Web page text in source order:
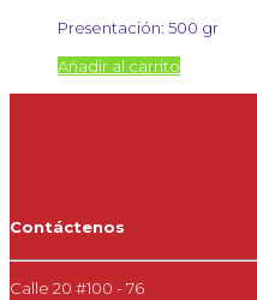
Presentación: 500 gr
Añadir al carrito
Contáctenos
Calle 20 #100 - 76